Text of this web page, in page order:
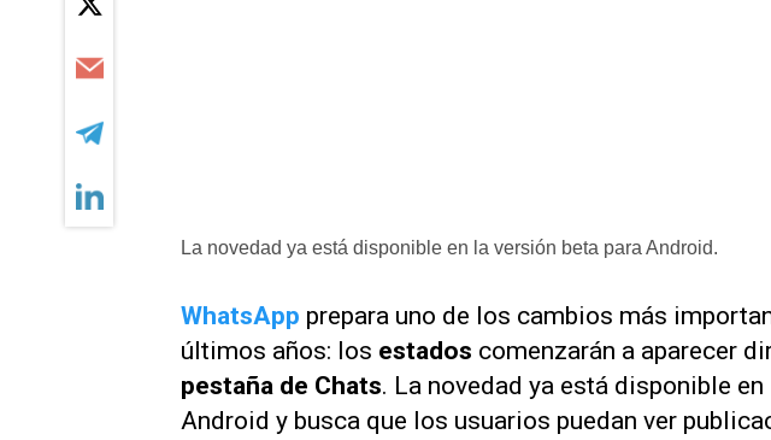
La novedad ya está disponible en la versión beta para Android.
WhatsApp prepara uno de los cambios más
últimos años: los estados comenzarán a aparecer
pestaña de Chats. La novedad ya está disponible
Android y busca que los usuarios puedan ver